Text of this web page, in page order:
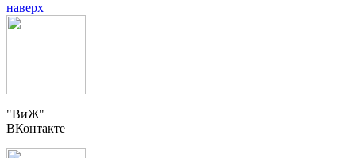
наверх
"ВиЖ"
ВКонтакте